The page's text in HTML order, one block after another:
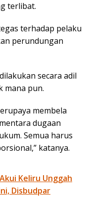
terlibat.
terhadap pelaku
perundungan
secara adil
mana pun.
membela
dugaan
Semua harus
katanya.
Keliru Unggah
Disbudpar